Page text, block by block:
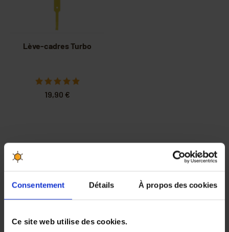
Consentement Détails À propos des cookies
Ce site web utilise des cookies.
Lève-cadres Turbo
19,90 €